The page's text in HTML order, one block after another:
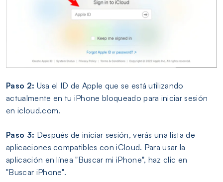
Paso 2: Usa el ID de Apple que se está utilizando
actualmente en tu iPhone bloqueado para iniciar sesión
en icloud.com.
Paso 3: Después de iniciar sesión, verás una lista de
aplicaciones compatibles con iCloud. Para usar la
aplicación en línea "Buscar mi iPhone", haz clic en
"Buscar iPhone".